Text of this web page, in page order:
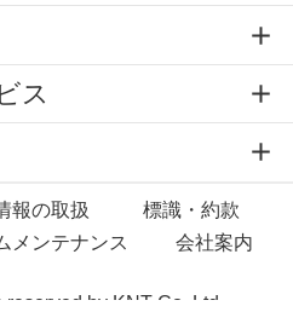
ス
報の取扱
標識・約款
メンテナンス 会社案内
reserved by KNT Co.,Ltd.